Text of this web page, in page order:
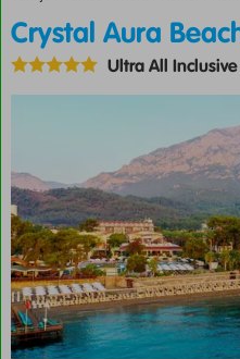
oud!
O.b.v.
Crystal Aura
Ultra All Inclusive